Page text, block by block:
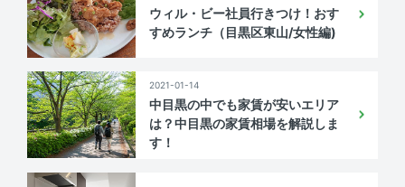
情報更新日 2026年08月05日
次回更新予定日
備考
-
ウィル・ビー社員行きつけ！おす
すめランチ（目黒区東山/女性編)
2021-01-14
中目黒の中でも家賃が安いエリア
は？中目黒の家賃相場を解説しま
す！